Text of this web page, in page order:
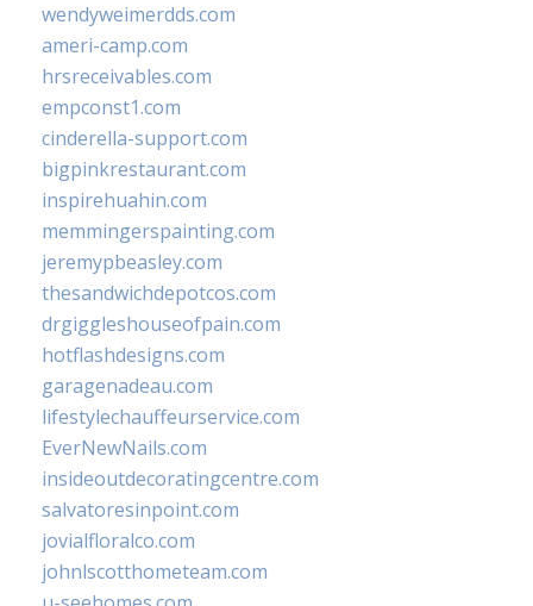
wendyweimerdds.com
ameri-camp.com
hrsreceivables.com
empconst1.com
cinderella-support.com
bigpinkrestaurant.com
inspirehuahin.com
memmingerspainting.com
jeremypbeasley.com
thesandwichdepotcos.com
drgiggleshouseofpain.com
hotflashdesigns.com
garagenadeau.com
lifestylechauffeurservice.com
EverNewNails.com
insideoutdecoratingcentre.com
salvatoresinpoint.com
jovialfloralco.com
johnlscotthometeam.com